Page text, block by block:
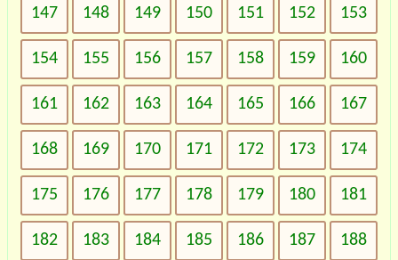
147 148 149 150 151 152 153
154 155 156 157 158 159 160
161 162 163 164 165 166 167
168 169 170 171 172 173 174
175 176 177 178 179 180 181
182 183 184 185 186 187 188